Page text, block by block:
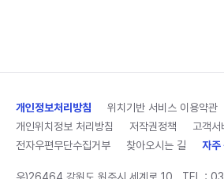
개인정보처리방침
위치기반 서비스 이용약관
개인위치정보 처리방침
저작권정책
고객서
전자우편무단수집거부
찾아오시는 길 자주